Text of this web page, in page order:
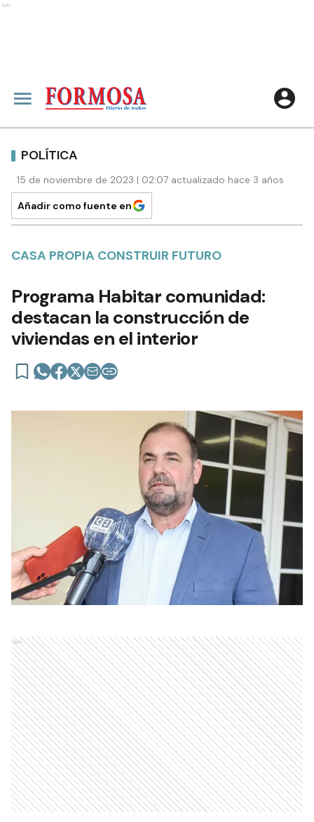
Ads
POLÍTICA
15 de noviembre de 2023 | 02:07 actualizado hace 3 años
Añadir como fuente en
CASA PROPIA CONSTRUIR FUTURO
Programa Habitar comunidad:
destacan la construcción de
viviendas en el interior
Ads